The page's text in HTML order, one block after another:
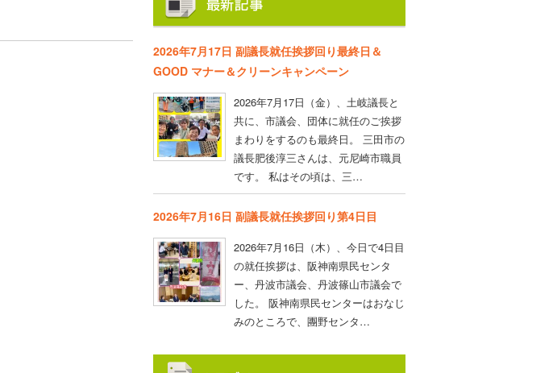
2026年7月17日 副議長就任挨拶回り最終日＆
GOOD マナー＆クリーンキャンペーン
2026年7月17日（金）、土岐議長と
共に、市議会、団体に就任のご挨拶
まわりをするのも最終日。 三田市の
議長肥後淳三さんは、元尼崎市職員
です。 私はその頃は、三…
2026年7月16日 副議長就任挨拶回り第4日目
2026年7月16日（木）、今日で4日目
の就任挨拶は、阪神南県民センタ
ー、丹波市議会、丹波篠山市議会で
した。 阪神南県民センターはおなじ
みのところで、團野センタ…